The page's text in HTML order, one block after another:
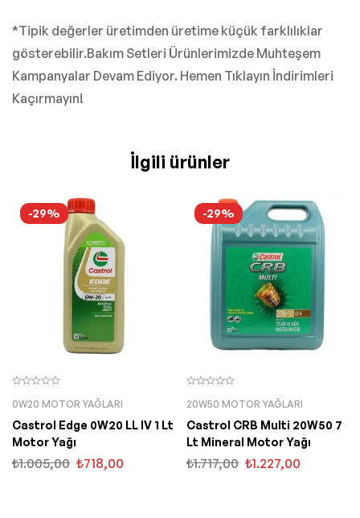
*Tipik değerler üretimden üretime küçük farklılıklar
gösterebilir.Bakım Setleri Ürünlerimizde Muhteşem
Kampanyalar Devam Ediyor. Hemen Tıklayın İndirimleri
Kaçırmayın!
İlgili ürünler
-29%
0W20 MOTOR YAĞLARI
Castrol Edge 0W20 LL IV 1 Lt
Motor Yağı
₺1.005,00 ₺718,00
-29%
20W50 MOTOR YAĞLARI
Castrol CRB Multi 20W50 7
Lt Mineral Motor Yağı
₺1.717,00 ₺1.227,00